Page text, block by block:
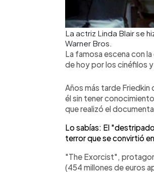
La actriz Linda Blair se
Warner Bros.
La famosa escena con
de hoy por los cinéfilos y
Años más tarde Friedkin
él sin tener
que realizó el
Lo sabías: El
terror que se convirtió
"The Exorcist",
(454 millones de euros